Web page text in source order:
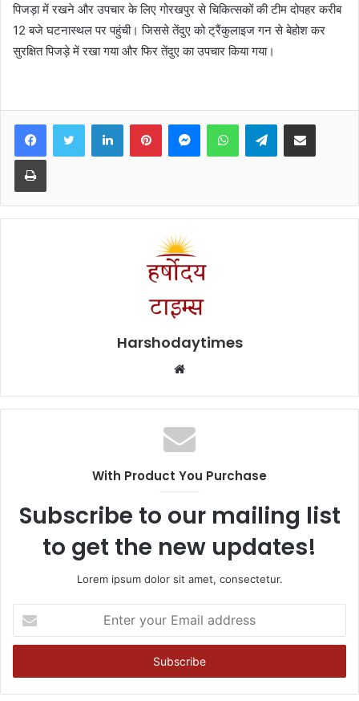
पिजड़ा में रखने और उपचार के लिए गोरखपुर से चिकित्सकों की टीम दोपहर करीब
12 बजे घटनास्थल पर पहुंची। जिससे तेंदुए को ट्रैंकुलाइज गन से बेहोश कर
सुरक्षित पिजड़े में रखा गया और फिर तेंदुए का उपचार किया गया।
FacebookTwitter LinkedInPinterestMessengerWhatsAppTelegramShare via Email
Print
Harshodaytimes
Website
With Product You Purchase
Subscribe to our mailing list
to get the new updates!
Lorem ipsum dolor sit amet, consectetur.
your
Email